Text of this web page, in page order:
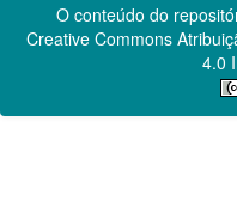
O conteúdo do
Creative Commons
4.0